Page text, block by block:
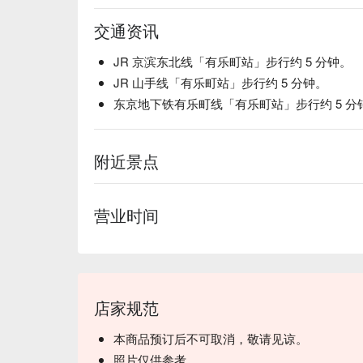
交通资讯
JR 京滨东北线「有乐町站」步行约 5 分钟。
JR 山手线「有乐町站」步行约 5 分钟。
东京地下铁有乐町线「有乐町站」步行约 5 分
附近景点
营业时间
店家规范
本商品预订后不可取消，敬请见谅。
照片仅供参考。